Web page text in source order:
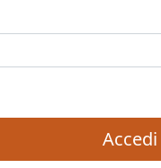
Accedi